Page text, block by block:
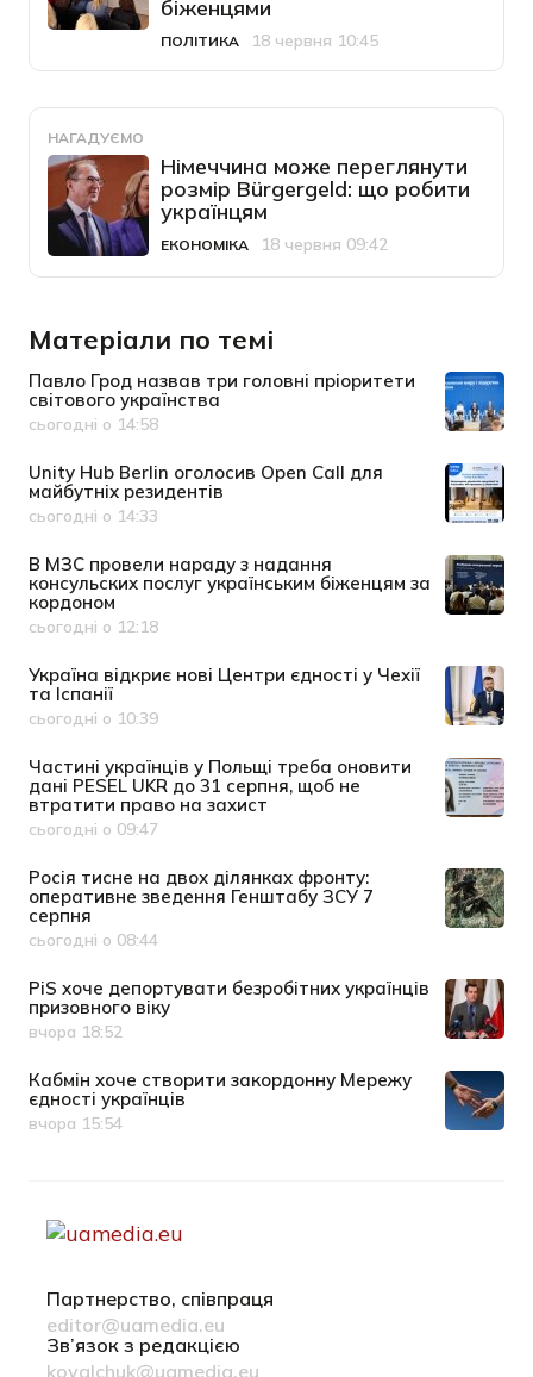
біженцями
Категорія
ПОЛІТИКА
Дата публікації
18 червня 10:45
НАГАДУЄМО
Німеччина може переглянути
розмір Bürgergeld: що робити
українцям
Категорія
ЕКОНОМІКА
Дата публікації
18 червня 09:42
Матеріали по темі
Павло Грод назвав три головні пріоритети
світового українства
Дата публікації
сьогодні о 14:58
Unity Hub Berlin оголосив Open Call для
майбутніх резидентів
Дата публікації
сьогодні о 14:33
В МЗС провели нараду з надання
консульских послуг українським біженцям за
кордоном
Дата публікації
сьогодні о 12:18
Україна відкриє нові Центри єдності у Чехії
та Іспанії
Дата публікації
сьогодні о 10:39
Частині українців у Польщі треба оновити
дані PESEL UKR до 31 серпня, щоб не
втратити право на захист
Дата публікації
сьогодні о 09:47
Росія тисне на двох ділянках фронту:
оперативне зведення Генштабу ЗСУ 7
серпня
Дата публікації
сьогодні о 08:44
PiS хоче депортувати безробітних українців
призовного віку
Дата публікації
вчора 18:52
Кабмін хоче створити закордонну Мережу
єдності українців
Дата публікації
вчора 15:54
Партнерство, співпраця
editor@uamedia.eu
Зв’язок з редакцією
kovalchuk@uamedia.eu